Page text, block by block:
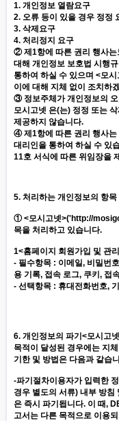
1. 개인정보 열람요구
2. 오류 등이 있을 경우 정정
3. 삭제요구
4. 처리정지 요구
② 제1항에 따른 권리 행사는
대해 개인정보 보호법 시행
통하여 하실 수 있으며 <모시
이에 대해 지체 없이 조치하
③ 정보주체가 개인정보의
모시고넷 은(는) 정정 또는
제공하지 않습니다.
④ 제1항에 따른 권리 행사는
대리인을 통하여 하실 수 있
11호 서식에 따른 위임장을
5. 처리하는 개인정보의 항목
① <모시고넷>('http://
목을 처리하고 있습니다.
1<홈페이지 회원가입 및 관
- 필수항목 : 이메일, 비밀번
용 기록, 접속 로그, 쿠키, 접
- 선택항목 : 휴대전화번호,
6. 개인정보의 파기<모시고
목적이 달성된 경우에는 지
기한 및 방법은 다음과 같습
-파기절차이용자가 입력한
경우 별도의 서류) 내부 방침
은 즉시 파기됩니다. 이 때,
고서는 다른 목적으로 이용